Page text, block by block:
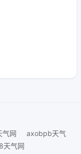
网
axobpb天气
天气网